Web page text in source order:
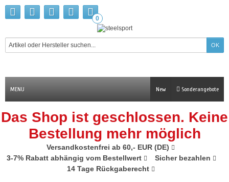
0
MENU Sonderangebote
New
Das Shop ist geschlossen. Keine
Bestellung mehr möglich
Versandkostenfrei ab 60,- EUR (DE)
3-7% Rabatt abhängig vom Bestellwert
Sicher bezahlen
14 Tage Rückgaberecht